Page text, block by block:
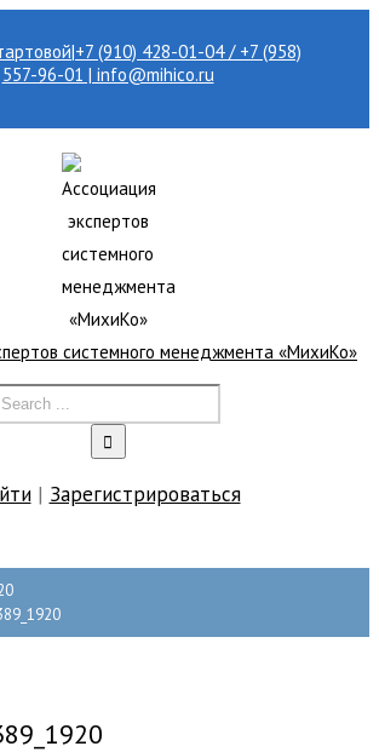
|+7 (910) 428-01-04 / +7 (958)
557-96-01 | info@mihico.ru
| Зарегистрироваться